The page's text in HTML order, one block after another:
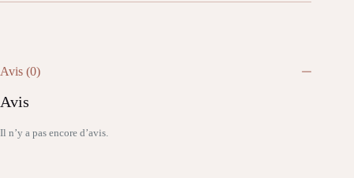
Avis (0)
Avis
Il n’y a pas encore d’avis.